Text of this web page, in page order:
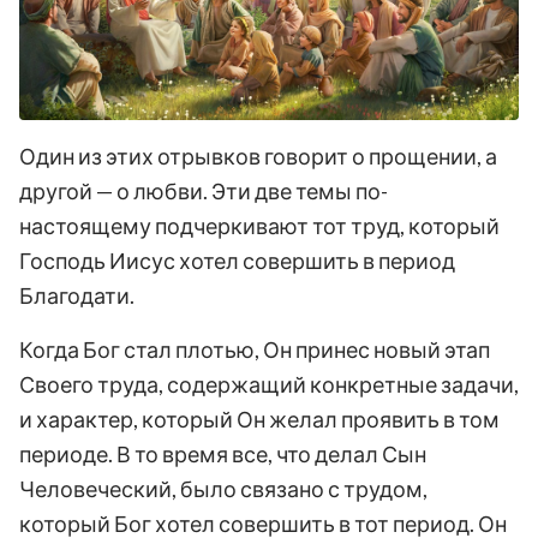
Один из этих отрывков говорит о прощении, а
другой — о любви. Эти две темы по-
настоящему подчеркивают тот труд, который
Господь Иисус хотел совершить в период
Благодати.
Когда Бог стал плотью, Он принес новый этап
Своего труда, содержащий конкретные задачи,
и характер, который Он желал проявить в том
периоде. В то время все, что делал Сын
Человеческий, было связано с трудом,
который Бог хотел совершить в тот период. Он